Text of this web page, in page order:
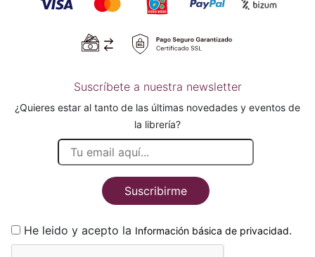
Suscríbete a nuestra newsletter
¿Quieres estar al tanto de las últimas novedades y eventos de
la librería?
Suscribirme
He leido y acepto la Información básica de privacidad.